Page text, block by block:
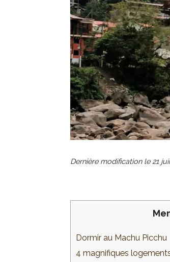
Dernière modification le 21
Dormir au Machu Picchu
4 magnifiques